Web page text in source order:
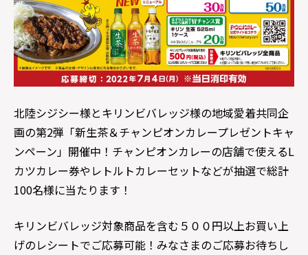
北陸シジシー様とキリンビバレッジ様の地域愛着共同企
画の第2弾「新生茶＆チャンピオンカレープレゼントキャ
ンペーン」開催中！チャンピオンカレーの店舗で使えるL
カツカレー券やレトルトカレーセットなどが抽選で総計
100名様に当たります！
キリンビバレッジ対象商品を含む５００円以上お買い上
げのレシートでご応募可能！みなさまのご応募お待ちし